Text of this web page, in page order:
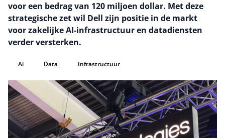
voor een bedrag van 120 miljoen dollar. Met deze
strategische zet wil Dell zijn positie in de markt
voor zakelijke AI-infrastructuur en datadiensten
verder versterken.
Ai Data Infrastructuur